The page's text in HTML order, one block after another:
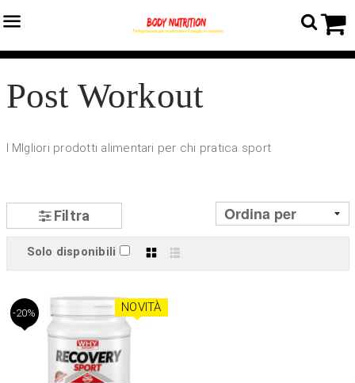
Home Catalogo prodotti ›
Post Workout
I MIgliori prodotti alimentari per chi pratica sport
Filtra
Solo disponibili
GrigliaLista
-20% NOVITÀ